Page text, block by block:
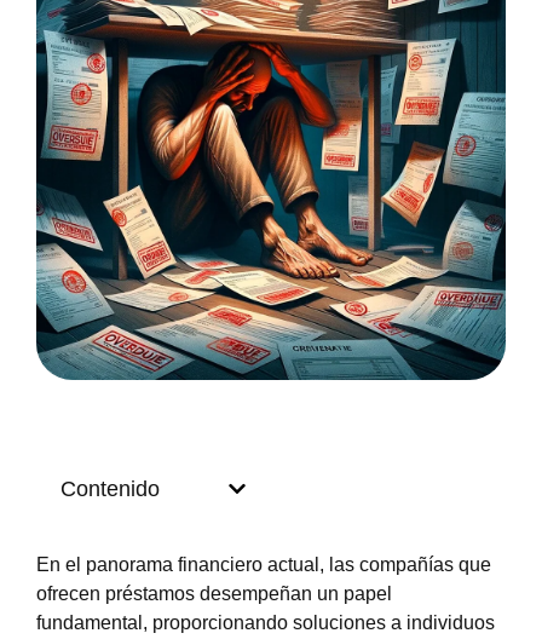
Contenido
En el panorama financiero actual, las compañías que
ofrecen préstamos desempeñan un papel
fundamental, proporcionando soluciones a individuos